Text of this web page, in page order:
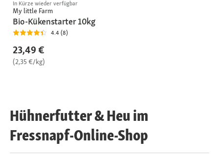
In Kürze wieder verfügbar
My little Farm
Bio-Kükenstarter 10kg
4.4 (8)
23,49 €
(2,35 €/kg)
Hühnerfutter & Heu im
Fressnapf-Online-Shop